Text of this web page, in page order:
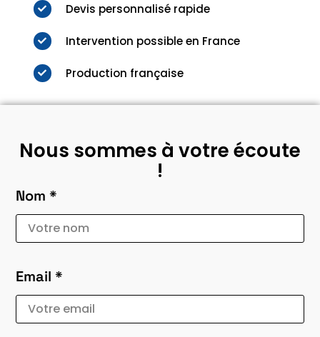
Devis personnalisé rapide
Intervention possible en France
Production française
Nous sommes à votre écoute
!
Nom *
Email *